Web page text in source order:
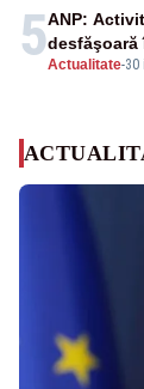
5Actualitate-30
ANP:
desfăşoară